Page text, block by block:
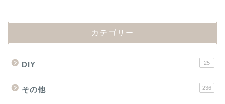
カテゴリー
DIY 25
その他 236